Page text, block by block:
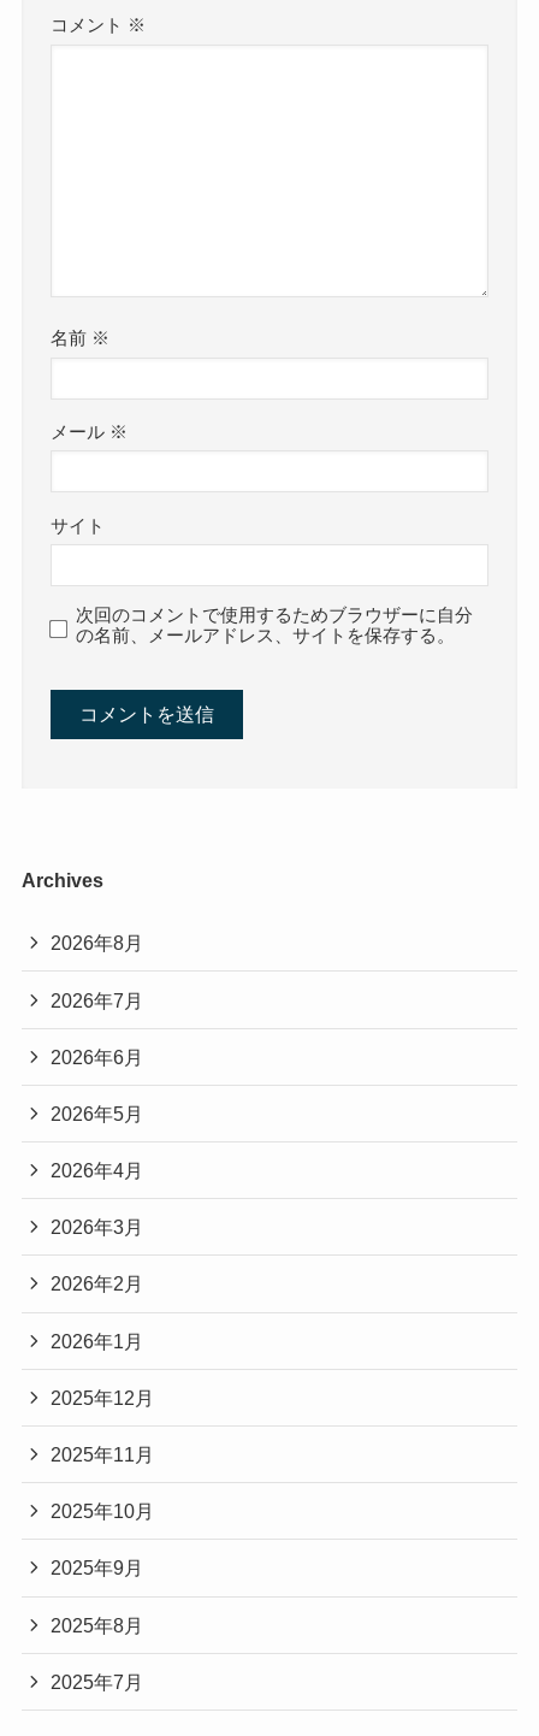
コメント ※
名前 ※
メール ※
サイト
次回のコメントで使用するためブラウザーに自分
の名前、メールアドレス、サイトを保存する。
Archives
2026年8月
2026年7月
2026年6月
2026年5月
2026年4月
2026年3月
2026年2月
2026年1月
2025年12月
2025年11月
2025年10月
2025年9月
2025年8月
2025年7月